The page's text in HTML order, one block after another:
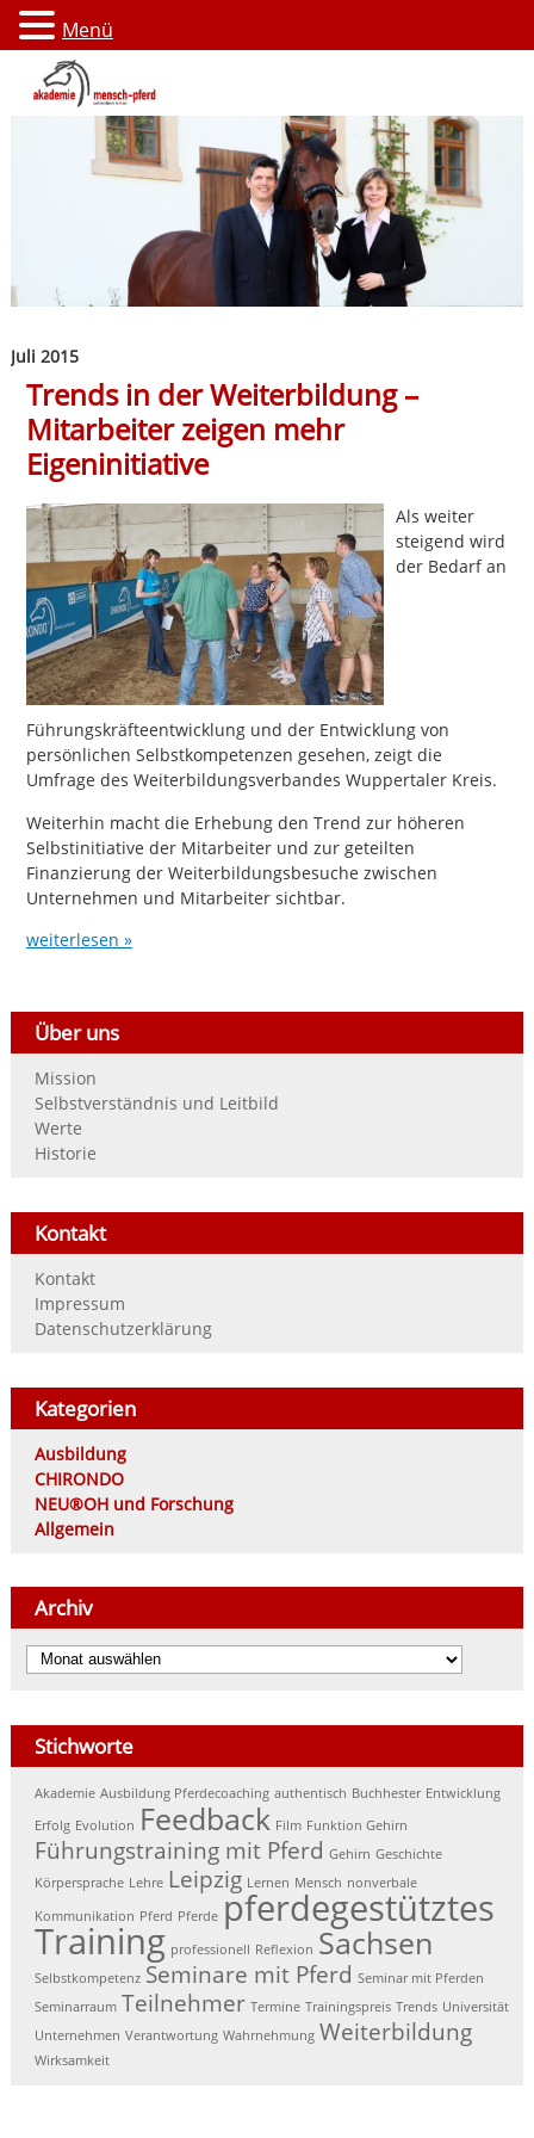
Juli 2015
Trends in der Weiterbildung –
Mitarbeiter zeigen mehr
Eigeninitiative
Als weiter
steigend wird
der Bedarf an
Führungskräfteentwicklung und der Entwicklung von
persönlichen Selbstkompetenzen gesehen, zeigt die
Umfrage des Weiterbildungsverbandes Wuppertaler Kreis.
Weiterhin macht die Erhebung den Trend zur höheren
Selbstinitiative der Mitarbeiter und zur geteilten
Finanzierung der Weiterbildungsbesuche zwischen
Unternehmen und Mitarbeiter sichtbar.
weiterlesen »
Über uns
Mission
Selbstverständnis und Leitbild
Werte
Historie
Kontakt
Kontakt
Impressum
Datenschutzerklärung
Kategorien
Ausbildung
CHIRONDO
NEU®OH und Forschung
Allgemein
Archiv
Archiv
Stichworte
Akademie Ausbildung Pferdecoaching authentisch Buchhester Entwicklung
Erfolg Evolution Feedback Film Funktion Gehirn
Führungstraining mit Pferd Gehirn Geschichte
Körpersprache Lehre Leipzig Lernen Mensch nonverbale
Kommunikation Pferd Pferde pferdegestütztes
Training professionell Reflexion Sachsen
Selbstkompetenz Seminare mit Pferd Seminar mit Pferden
Seminarraum Teilnehmer Termine Trainingspreis Trends Universität
Unternehmen Verantwortung Wahrnehmung Weiterbildung
Wirksamkeit
Menü